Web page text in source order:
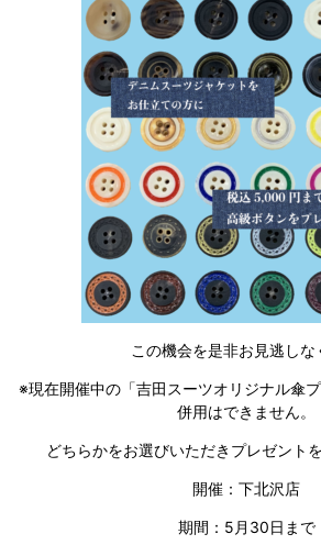
この機会を是非お見逃しな
※現在開催中の「吉田スーツオリジナル傘
併用はできません。
どちらかをお選びいただきプレゼント
開催：下北沢店
期間： 5 月 30日まで